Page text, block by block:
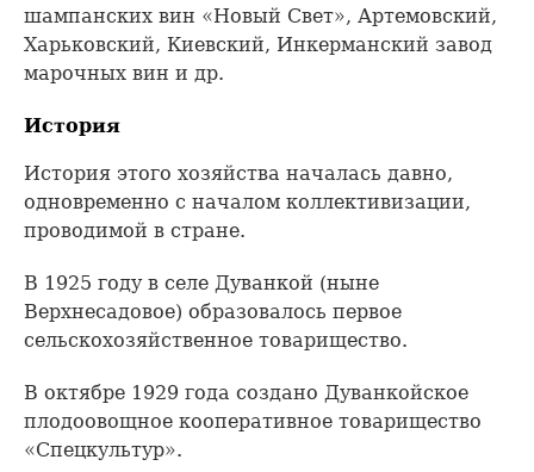
шампанских вин «Новый Свет», Артемовский,
Харьковский, Киевский, Инкерманский завод
марочных вин и др.
История
История этого хозяйства началась давно,
одновременно с началом коллективизации,
проводимой в стране.
В 1925 году в селе Дуванкой (ныне
Верхнесадовое) образовалось первое
сельскохозяйственное товарищество.
В октябре 1929 года создано Дуванкойское
плодоовощное кооперативное товарищество
«Спецкультур».